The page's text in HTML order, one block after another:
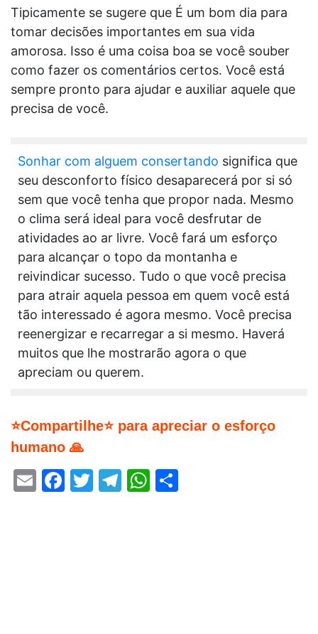
Tipicamente se sugere que É um bom dia para
tomar decisões importantes em sua vida
amorosa. Isso é uma coisa boa se você souber
como fazer os comentários certos. Você está
sempre pronto para ajudar e auxiliar aquele que
precisa de você.
Sonhar com alguem consertando significa que
seu desconforto físico desaparecerá por si só
sem que você tenha que propor nada. Mesmo
o clima será ideal para você desfrutar de
atividades ao ar livre. Você fará um esforço
para alcançar o topo da montanha e
reivindicar sucesso. Tudo o que você precisa
para atrair aquela pessoa em quem você está
tão interessado é agora mesmo. Você precisa
reenergizar e recarregar a si mesmo. Haverá
muitos que lhe mostrarão agora o que
apreciam ou querem.
⭐Compartilhe⭐ para apreciar o esforço
humano 🙏
EmailFacebook
Twitter
Telegram
WhatsApp